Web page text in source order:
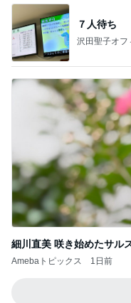
７人待ち
沢田聖子オフ
細川直美 咲き始めたサル
Amebaトピックス 1日前